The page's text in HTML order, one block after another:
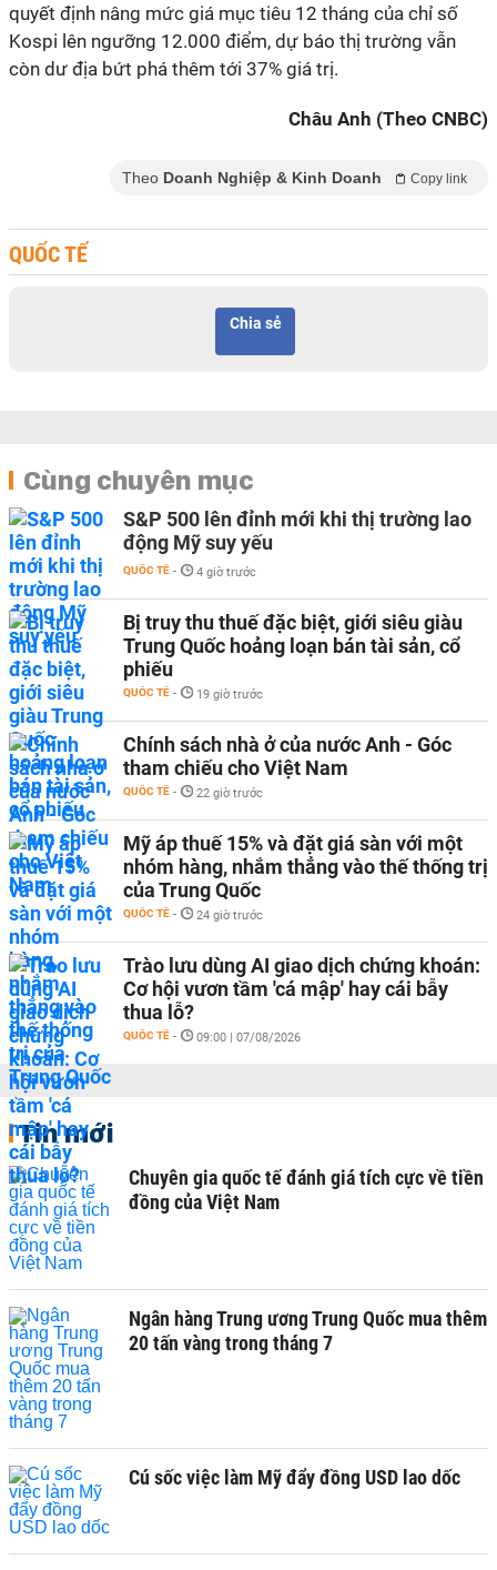
quyết định nâng mức giá mục tiêu 12 tháng của chỉ số
Kospi lên ngưỡng 12.000 điểm, dự báo thị trường vẫn
còn dư địa bứt phá thêm tới 37% giá trị.
Châu Anh (Theo CNBC)
Theo Doanh Nghiệp & Kinh Doanh Copy link
QUỐC TẾ
Chia sẻ
Cùng chuyên mục
S&P 500 lên đỉnh mới khi thị trường lao
động Mỹ suy yếu
QUỐC TẾ - 4 giờ trước
Bị truy thu thuế đặc biệt, giới siêu giàu
Trung Quốc hoảng loạn bán tài sản, cổ
phiếu
QUỐC TẾ - 19 giờ trước
Chính sách nhà ở của nước Anh - Góc
tham chiếu cho Việt Nam
QUỐC TẾ - 22 giờ trước
Mỹ áp thuế 15% và đặt giá sàn với một
nhóm hàng, nhắm thẳng vào thế thống trị
của Trung Quốc
QUỐC TẾ - 24 giờ trước
Trào lưu dùng AI giao dịch chứng khoán:
Cơ hội vươn tầm 'cá mập' hay cái bẫy
thua lỗ?
QUỐC TẾ - 09:00 | 07/08/2026
Tin mới
Chuyên gia quốc tế đánh giá tích cực về tiền
đồng của Việt Nam
Ngân hàng Trung ương Trung Quốc mua thêm
20 tấn vàng trong tháng 7
Cú sốc việc làm Mỹ đẩy đồng USD lao dốc